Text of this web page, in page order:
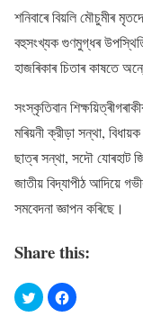
শনিবাৰে বিয়লি মৌচুমীৰ
বহুসংখ্যক গুণমুগ্ধৰ
হাজৰিকাৰ চিতাৰ কাষতে
সংস্কৃতিবান
মৰিয়নী ক্রীড়া সন্থা,
ছাত্ৰ সন্থা, সদৌ যোৰহাট
জাতীয় বিদ্যাপীঠ আদিয়ে
সমবেদনা জ্ঞাপন কৰিছে।
Share this: